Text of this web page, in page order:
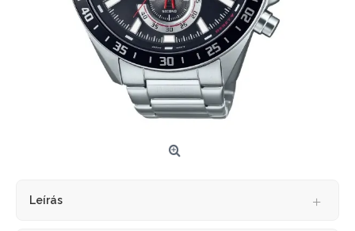
Leírás